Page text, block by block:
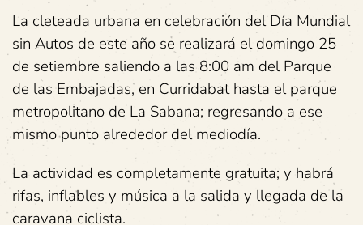
La cleteada urbana en celebración del Día Mundial
sin Autos de este año se realizará el domingo 25
de setiembre saliendo a las 8:00 am del Parque
de las Embajadas, en Curridabat hasta el parque
metropolitano de La Sabana; regresando a ese
mismo punto alrededor del mediodía.
La actividad es completamente gratuita; y habrá
rifas, inflables y música a la salida y llegada de la
caravana ciclista.